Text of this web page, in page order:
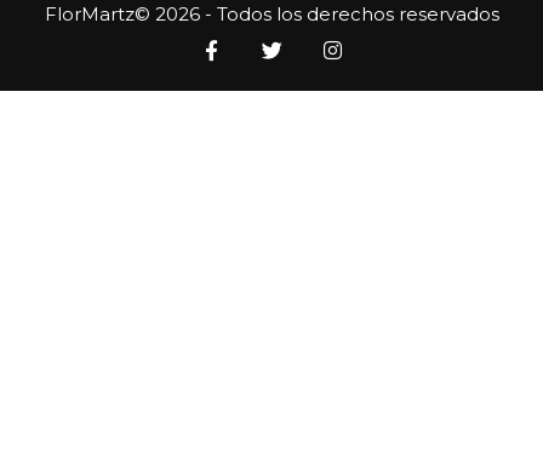
FlorMartz© 2026 - Todos los derechos reservados